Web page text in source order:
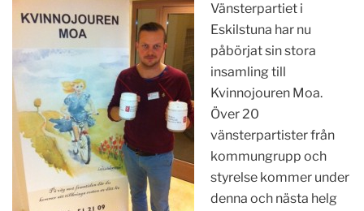
Vänsterpartiet i
Eskilstuna har nu
påbörjat sin stora
insamling till
Kvinnojouren Moa.
Över 20
vänsterpartister från
kommungrupp och
styrelse kommer under
denna och nästa helg